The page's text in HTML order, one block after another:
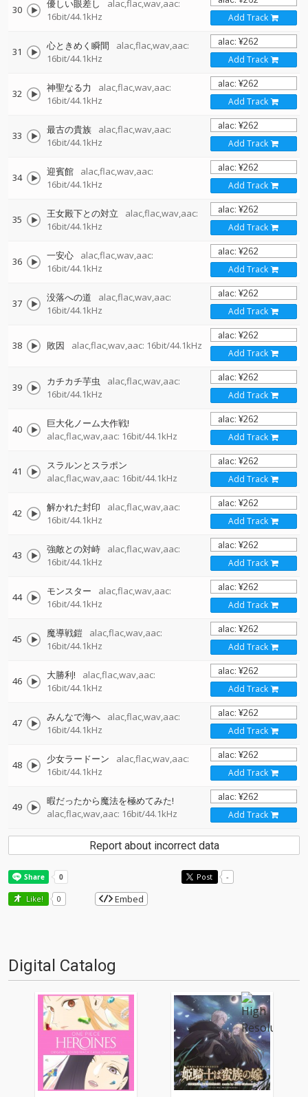
30 優しい眼差し
alac,flac,wav,aac:
16bit/44.1kHz
Add Track
31 心ときめく瞬間
alac,flac,wav,aac:
16bit/44.1kHz
Add Track
32 神聖なる力
alac,flac,wav,aac:
16bit/44.1kHz
Add Track
33 最古の貴族
alac,flac,wav,aac:
16bit/44.1kHz
Add Track
34 迎賓館
alac,flac,wav,aac:
16bit/44.1kHz
Add Track
35 王女殿下との対立
alac,flac,wav,aac:
16bit/44.1kHz
Add Track
36 一安心
alac,flac,wav,aac:
16bit/44.1kHz
Add Track
37 没落への道
alac,flac,wav,aac:
16bit/44.1kHz
Add Track
38 敗因 alac,flac,wav,aac: 16bit/44.1kHz
Add Track
39 カチカチ芋虫
alac,flac,wav,aac:
16bit/44.1kHz
Add Track
40
巨大化ノーム大作戦!
alac,flac,wav,aac: 16bit/44.1kHz
Add Track
41
スラルンとスラポン
alac,flac,wav,aac: 16bit/44.1kHz
Add Track
42 解かれた封印
alac,flac,wav,aac:
16bit/44.1kHz
Add Track
43 強敵との対峙
alac,flac,wav,aac:
16bit/44.1kHz
Add Track
44 モンスター
alac,flac,wav,aac:
16bit/44.1kHz
Add Track
45 魔導戦鎧
alac,flac,wav,aac:
16bit/44.1kHz
Add Track
46 大勝利!
alac,flac,wav,aac:
16bit/44.1kHz
Add Track
47 みんなで海へ
alac,flac,wav,aac:
16bit/44.1kHz
Add Track
48 少女ラードーン
alac,flac,wav,aac:
16bit/44.1kHz
Add Track
49
暇だったから魔法を極めてみた!
alac,flac,wav,aac: 16bit/44.1kHz
Add Track
Report about incorrect data
Post -
Like! 0 Embed
Digital Catalog